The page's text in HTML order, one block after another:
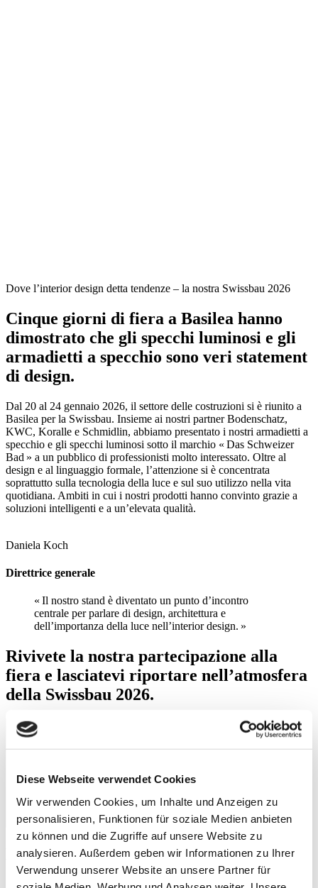
Diese Webseite verwendet Cookies
Wir verwenden Cookies, um Inhalte und Anzeigen zu
personalisieren, Funktionen für soziale Medien anbieten
zu können und die Zugriffe auf unsere Website zu
analysieren. Außerdem geben wir Informationen zu Ihrer
Verwendung unserer Website an unsere Partner für
Dove l’interior design detta tendenze – la nostra Swissbau 2026
Cinque giorni di fiera a Basilea hanno
dimostrato che gli specchi luminosi e gli
armadietti a specchio sono veri statement
di design.
Dal 20 al 24 gennaio 2026, il settore delle costruzioni si è riunito a
Basilea per la Swissbau. Insieme ai nostri partner Bodenschatz,
KWC, Koralle e Schmidlin, abbiamo presentato i nostri armadietti a
specchio e gli specchi luminosi sotto il marchio « Das Schweizer
Bad » a un pubblico di professionisti molto interessato. Oltre al
design e al linguaggio formale, l’attenzione si è concentrata
soprattutto sulla tecnologia della luce e sul suo utilizzo nella vita
quotidiana. Ambiti in cui i nostri prodotti hanno convinto grazie a
soluzioni intelligenti e a un’elevata qualità.
Daniela Koch
Direttrice generale
« Il nostro stand è diventato un punto d’incontro
centrale per parlare di design, architettura e
dell’importanza della luce nell’interior design. »
Rivivete la nostra partecipazione alla
fiera e lasciatevi riportare nell’atmosfera
della Swissbau 2026.
Lo stand condiviso sotto il marchio « Das
Schweizer Bad » è stato concepito come